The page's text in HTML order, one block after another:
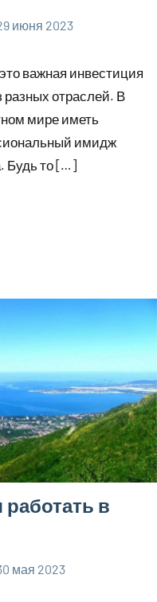
июня 2023
важная инвестиция
отраслей. В
мире иметь
имидж
Будь то […]
работать в
мая 2023